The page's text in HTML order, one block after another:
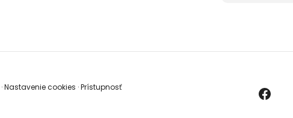
·Nastavenie cookies ·Prístupnosť